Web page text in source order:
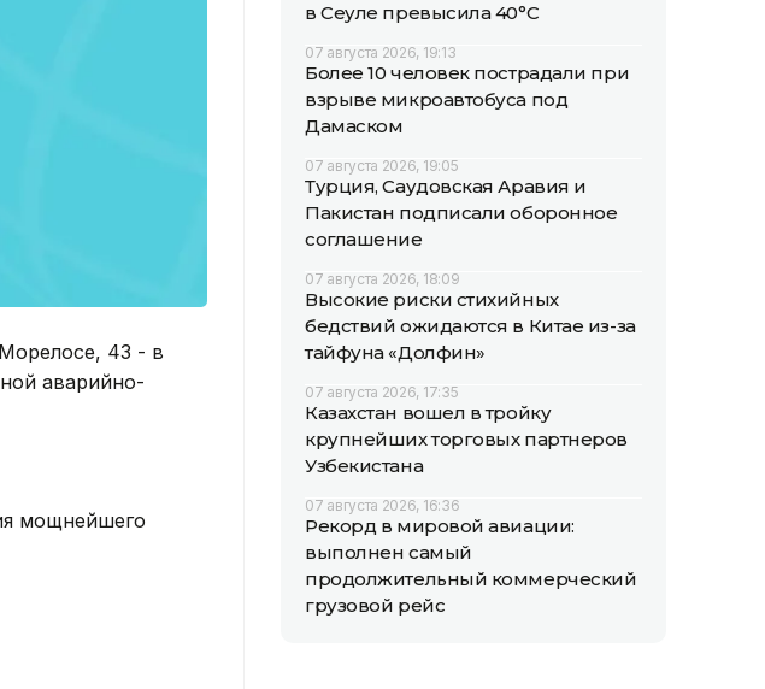
43 - в
аварийно-
в Сеуле превысила 40°C
07 августа 2026, 19:13
Более 10 человек пострадали при
взрыве микроавтобуса под
Дамаском
07 августа 2026, 19:05
Турция, Саудовская Аравия и
Пакистан подписали оборонное
соглашение
07 августа 2026, 18:09
Высокие риски стихийных
бедствий ожидаются в Китае из-за
тайфуна «Долфин»
07 августа 2026, 17:35
Казахстан вошел в тройку
крупнейших торговых партнеров
Узбекистана
07 августа 2026, 16:36
Рекорд в мировой авиации:
выполнен самый
продолжительный коммерческий
грузовой рейс